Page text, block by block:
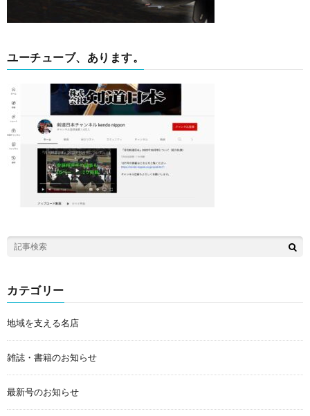
ユーチューブ、あります。
カテゴリー
地域を支える名店
雑誌・書籍のお知らせ
最新号のお知らせ